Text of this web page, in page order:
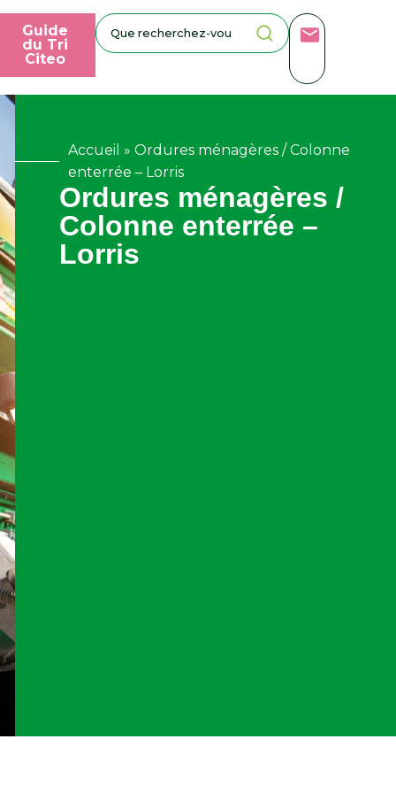
Guide
du Tri
Citeo
Accueil » Ordures ménagères / Colonne
enterrée – Lorris
Ordures ménagères /
Colonne enterrée –
Lorris